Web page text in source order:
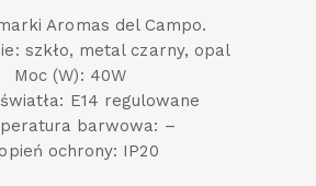
Aromas del Campo.
szkło, metal czarny, opal
Moc (W): 40W
E14 regulowane
barwowa: –
ochrony: IP20